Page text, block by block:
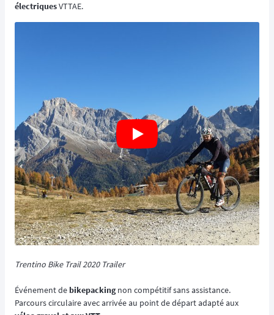
électriquesVTTAE.
Trentino Bike Trail 2020 Trailer
Événement de bikepackingnon compétitif sans assistance.
Parcours circulaire avec arrivée au point de départ adapté aux